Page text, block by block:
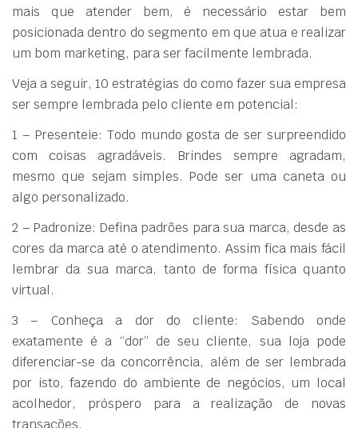
mais que atender bem, é necessário estar bem
posicionada dentro do segmento em que atua e realizar
um bom marketing, para ser facilmente lembrada.
Veja a seguir, 10 estratégias do como fazer sua empresa
ser sempre lembrada pelo cliente em potencial:
1 – Presenteie: Todo mundo gosta de ser surpreendido
com coisas agradáveis. Brindes sempre agradam,
mesmo que sejam simples. Pode ser uma caneta ou
algo personalizado.
2 – Padronize: Defina padrões para sua marca, desde as
cores da marca até o atendimento. Assim fica mais fácil
lembrar da sua marca, tanto de forma física quanto
virtual.
3 – Conheça a dor do cliente: Sabendo onde
exatamente é a “dor” de seu cliente, sua loja pode
diferenciar-se da concorrência, além de ser lembrada
por isto, fazendo do ambiente de negócios, um local
acolhedor, próspero para a realização de novas
transações.